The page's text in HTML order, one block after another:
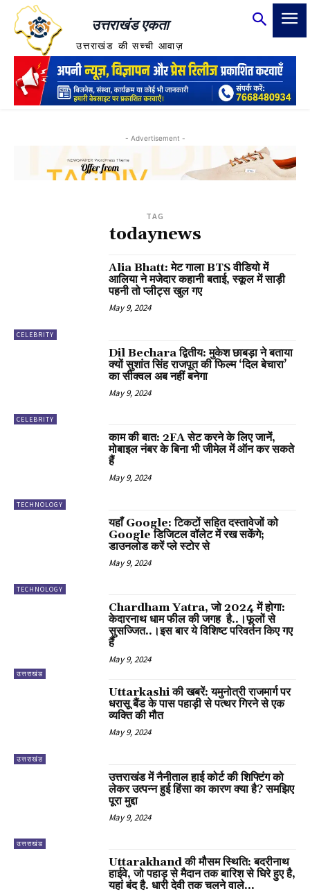
उत्तराखंड एकता
उत्तराखंड की सच्ची आवाज़
- Advertisement -
TAG
todaynews
CELEBRITY
Alia Bhatt: मेट गाला BTS वीडियो में
आलिया ने मजेदार कहानी बताई, स्कूल में साड़ी
पहनी तो प्लीट्स खुल गए
May 9, 2024
CELEBRITY
Dil Bechara द्वितीय: मुकेश छाबड़ा ने बताया
क्यों सुशांत सिंह राजपूत की फिल्म ‘दिल बेचारा’
का सीक्वल अब नहीं बनेगा
May 9, 2024
TECHNOLOGY
काम की बात: 2FA सेट करने के लिए जानें,
मोबाइल नंबर के बिना भी जीमेल में ऑन कर सकते
हैं
May 9, 2024
TECHNOLOGY
यहाँ Google: टिकटों सहित दस्तावेजों को
Google डिजिटल वॉलेट में रख सकेंगे;
डाउनलोड करें प्ले स्टोर से
May 9, 2024
उत्तराखंड
Chardham Yatra, जो 2024 में होगा:
केदारनाथ धाम फील की जगह है..।फूलों से
सुसज्जित..।इस बार ये विशिष्ट परिवर्तन किए गए
हैं
May 9, 2024
उत्तराखंड
Uttarkashi की खबरें: यमुनोत्री राजमार्ग पर
धरासू बैंड के पास पहाड़ी से पत्थर गिरने से एक
व्यक्ति की मौत
May 9, 2024
उत्तराखंड
उत्तराखंड में नैनीताल हाई कोर्ट की शिफ्टिंग को
लेकर उत्पन्न हुई हिंसा का कारण क्या है? समझिए
पूरा मुद्दा
May 9, 2024
Uttarakhand की मौसम स्थिति: बदरीनाथ
हाईवे, जो पहाड़ से मैदान तक बारिश से घिरे हुए है,
यहां बंद है. धारी देवी तक चलने वाले...